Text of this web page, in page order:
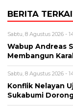
BERITA
Sabtu, 8 Agustus 2026 -
Wabup Andreas
Membangun
Sabtu, 8 Agustus 2026 -
Konflik Nelayan
Sukabumi